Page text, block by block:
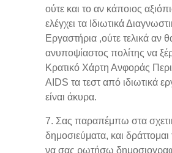
ούτε και το αν κάποιος
ελέγχει τα Ιδιωτικά
Εργαστήρια ,ούτε τελικά αν
ανυποψίαστος πολίτης να
Κρατικό Χάρτη Ανφοράς
AΙDS τα τεστ από ιδιωτικά
είναι άκυρα.
7. Σας παραπέμπω στα
δημοσιεύματα, και δράττομαι
να σας ρωτήσω